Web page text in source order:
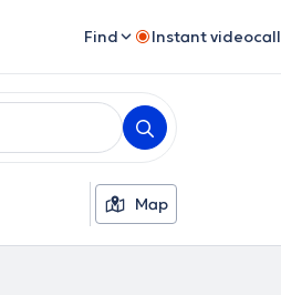
Find Instant videocall
Map